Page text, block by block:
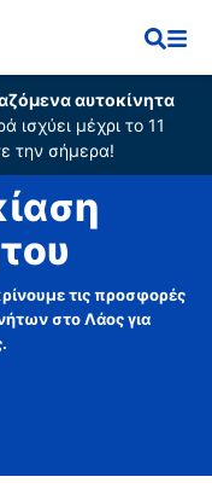
αυτοκίνητα
ισχύει μέχρι το 11
την σήμερα!
τις προσφορές
στο Λάος για